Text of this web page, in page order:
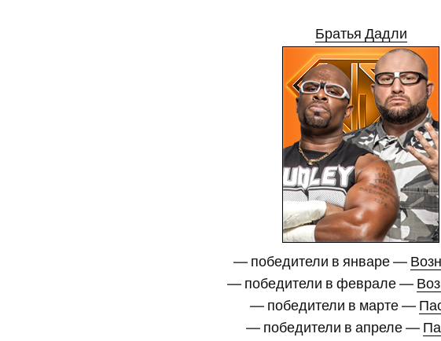
Братья Дадли
— победители в январе —
— победители в феврале —
— победители в марте —
— победители в апреле —